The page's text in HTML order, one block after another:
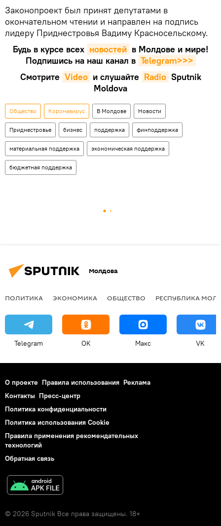
Законопроект был принят депутатами в
окончательном чтении и направлен на подпись
лидеру Приднестровья Вадиму Красносельскому.
Будь в курсе всех новостей в Молдове и мире!
Подпишись на наш канал в Telegram>>>
Смотрите Video и слушайте Radio Sputnik
Moldova
Общество Коронавирус В Молдове Новости
Приднестровье бизнес поддержка финподдержка
материальная поддержка экономическая поддержка
бюджетная поддержка
Молдова
ПОЛИТИКА ЭКОНОМИКА ОБЩЕСТВО РЕСПУБЛИКА
Telegram OK Макс VK
О проекте Правила использования Реклама
Контакты Пресс-центр
Политика конфиденциальности
Политика использования Cookie
Правила применения рекомендательных
технологий
Обратная связь
© 2026 Sputnik Все права защищены. 18+